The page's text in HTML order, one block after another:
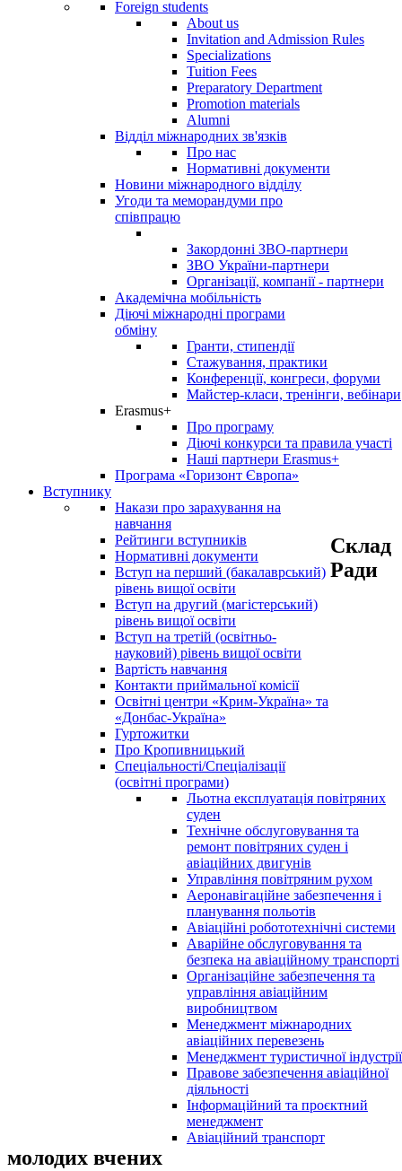
Foreign students
About us
Invitation and Admission Rules
Specializations
Tuition Fees
Preparatory Department
Promotion materials
Alumni
Відділ міжнародних зв'язків
Про нас
Нормативні документи
Новини міжнародного відділу
Угоди та меморандуми про
співпрацю
Закордонні ЗВО-партнери
ЗВО України-партнери
Організації, компанії - партнери
Академічна мобільність
Діючі міжнародні програми
обміну
Гранти, стипендії
Стажування, практики
Конференції, конгреси, форуми
Майстер-класи, тренінги, вебінари
Erasmus+
Про програму
Діючі конкурси та правила участі
Наші партнери Erasmus+
Програма «Горизонт Європа»
Вступнику
Накази про зарахування на
навчання
Рейтинги вступників
Нормативні документи
Вступ на перший (бакалаврський)
рівень вищої освіти
Вступ на другий (магістерський)
рівень вищої освіти
Вступ на третій (освітньо-
науковий) рівень вищої освіти
Вартість навчання
Контакти приймальної комісії
Освітні центри «Крим-Україна» та
«Донбас-Україна»
Гуртожитки
Про Кропивницький
Спеціальності/Спеціалізації
(освітні програми)
Льотна експлуатація повітряних
суден
Технічне обслуговування та
ремонт повітряних суден і
авіаційних двигунів
Управління повітряним рухом
Аеронавігаційне забезпечення і
планування польотів
Авіаційні робототехнічні системи
Аварійне обслуговування та
безпека на авіаційному транспорті
Організаційне забезпечення та
управління авіаційним
виробництвом
Менеджмент міжнародних
авіаційних перевезень
Менеджмент туристичної індустрії
Правове забезпечення авіаційної
діяльності
Інформаційний та проєктний
менеджмент
Авіаційний транспорт
Склад
Ради
молодих вчених